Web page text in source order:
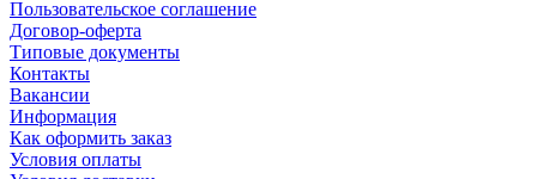
Пользовательское соглашение
Договор-оферта
Типовые документы
Контакты
Вакансии
Информация
Как оформить заказ
Условия оплаты